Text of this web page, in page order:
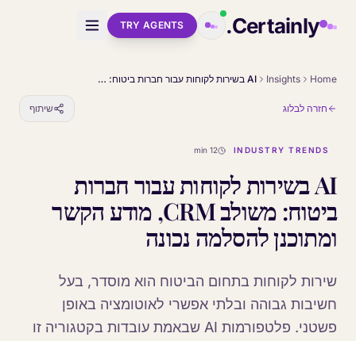
Certainly.
TRY AGENTS
Home
Insights AI בשירות לקוחות עבור חברות ביטוח: משולב CRM, מודע הקשר ומתוכנן להסלמה נכונה
חזרה לבלוג שיתוף
INDUSTRY TRENDS
12 min
AI בשירות לקוחות עבור חברות
ביטוח: משולב CRM, מודע הקשר
ומתוכנן להסלמה נכונה
שירות לקוחות בתחום הביטוח הוא מוסדר, בעל
חשיבות גבוהה ובלתי אפשרי לאוטומציה באופן
פשטני. פלטפורמות AI שבאמת עובדות בקטגוריה זו